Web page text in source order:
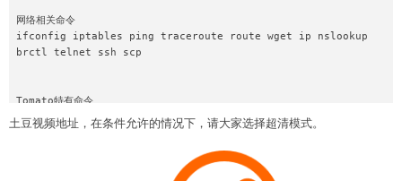
网络相关命令
ifconfig iptables ping traceroute route wget ip nslookup
brctl telnet ssh scp
Tomato特有命令
土豆视频地址，在条件允许的情况下，请大家选择超清模式。